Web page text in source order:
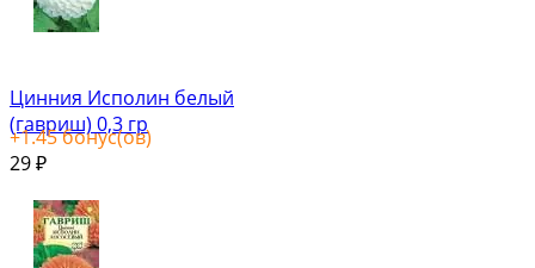
Цинния Исполин белый
(гавриш) 0,3 гр
+1.45бонус(ов)
29 ₽